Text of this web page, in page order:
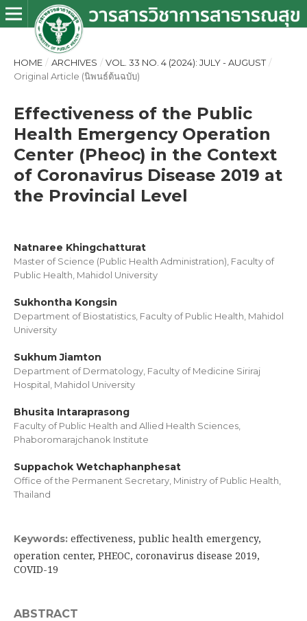
HOME / ARCHIVES / VOL. 33 NO. 4 (2024): JULY - AUGUST /
Original Article (นิพนธ์ต้นฉบับ)
Effectiveness of the Public
Health Emergency Operation
Center (Pheoc) in the Context
of Coronavirus Disease 2019 at
the Provincial Level
Natnaree Khingchatturat
Master of Science (Public Health Administration), Faculty of
Public Health, Mahidol University
Sukhontha Kongsin
Department of Biostatistics, Faculty of Public Health, Mahidol
University
Sukhum Jiamton
Department of Dermatology, Faculty of Medicine Siriraj
Hospital, Mahidol University
Bhusita Intaraprasong
Faculty of Public Health and Allied Health Sciences,
Phaboromarajchanok Institute
Suppachok Wetchaphanphesat
Office of the Permanent Secretary, Ministry of Public Health,
Thailand
Keywords: effectiveness, public health emergency,
operation center, PHEOC, coronavirus disease 2019,
COVID-19
ABSTRACT